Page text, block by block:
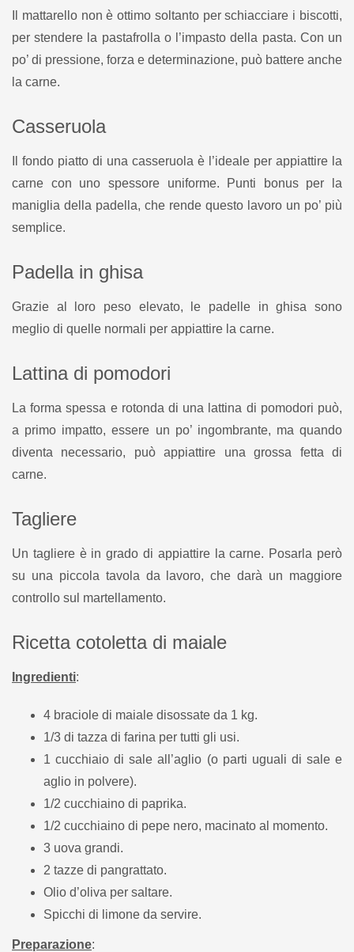
Il mattarello non è ottimo soltanto per schiacciare i biscotti,
per stendere la pastafrolla o l’impasto della pasta. Con un
po’ di pressione, forza e determinazione, può battere anche
la carne.
Casseruola
Il fondo piatto di una casseruola è l’ideale per appiattire la
carne con uno spessore uniforme. Punti bonus per la
maniglia della padella, che rende questo lavoro un po’ più
semplice.
Padella in ghisa
Grazie al loro peso elevato, le padelle in ghisa sono
meglio di quelle normali per appiattire la carne.
Lattina di pomodori
La forma spessa e rotonda di una lattina di pomodori può,
a primo impatto, essere un po’ ingombrante, ma quando
diventa necessario, può appiattire una grossa fetta di
carne.
Tagliere
Un tagliere è in grado di appiattire la carne. Posarla però
su una piccola tavola da lavoro, che darà un maggiore
controllo sul martellamento.
Ricetta cotoletta di maiale
Ingredienti:
4 braciole di maiale disossate da 1 kg.
1/3 di tazza di farina per tutti gli usi.
1 cucchiaio di sale all’aglio (o parti uguali di sale e
aglio in polvere).
1/2 cucchiaino di paprika.
1/2 cucchiaino di pepe nero, macinato al momento.
3 uova grandi.
2 tazze di pangrattato.
Olio d’oliva per saltare.
Spicchi di limone da servire.
Preparazione: